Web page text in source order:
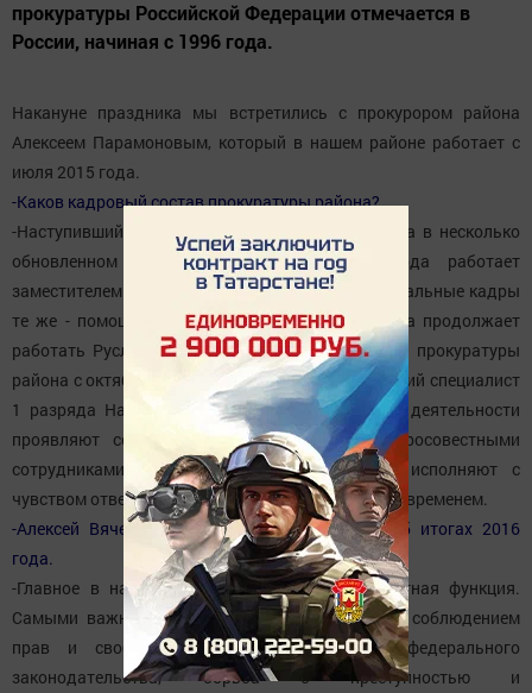
прокуратуры Российской Федерации отмечается в
России, начиная с 1996 года.
Накануне праздника мы встретились с прокурором района
Алексеем Парамоновым, который в нашем районе работает с
июля 2015 года.
-Каков кадровый состав прокуратуры района?
-Наступивший год прокуратура района встретила в несколько
обновленном составе. С февраля 2016 года работает
заместителем прокурора Рушан Гарифуллин. Остальные кадры
те же - помощником прокурора уже с 2012 года продолжает
работать Руслан Галимов и со дня образования прокуратуры
района с октября 1983 года у нас работает старший специалист
1 разряда Наталья Скачкова. Все они в своей деятельности
проявляют себя квалифицированными и добросовестными
сотрудниками, свои служебные обязанности исполняют с
чувством ответственности, не считаясь с личным временем.
-Алексей Вячеславович, расскажите немного об итогах 2016
года.
-Главное в нашей работе - это ее правозащитная функция.
Самыми важными были и остаются надзор за соблюдением
прав и свобод человека и гражданина, федерального
законодательства, борьба с преступностью и